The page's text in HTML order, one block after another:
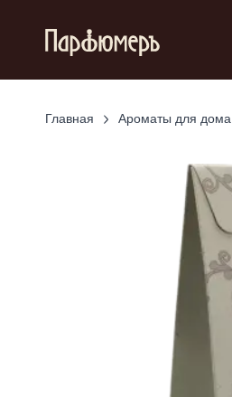
Главная Ароматы для дома